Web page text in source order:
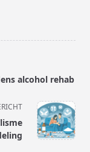
alcohol rehab